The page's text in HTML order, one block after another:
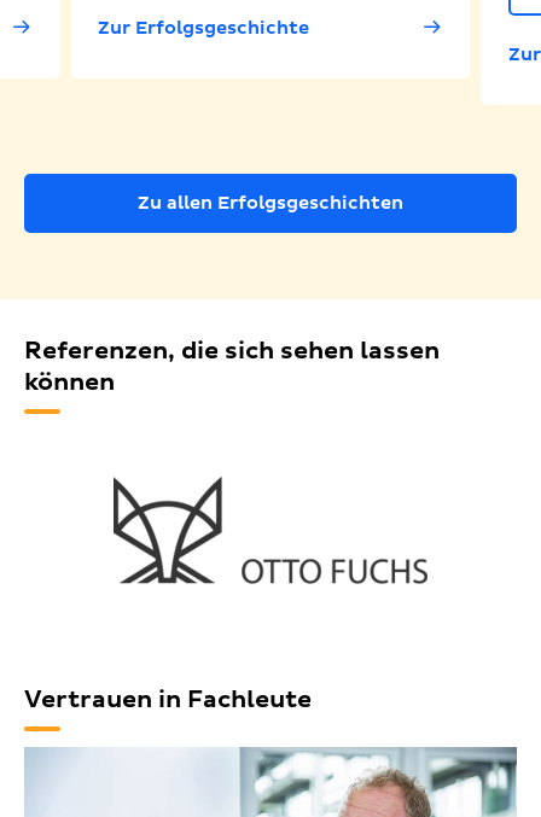
Zur Erfolgsgeschichte
Zu allen Erfolgsgeschichten
Referenzen, die sich sehen lassen
können
Vertrauen in Fachleute